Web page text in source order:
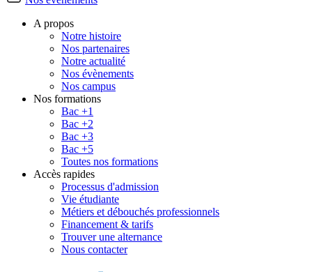
A propos
Notre histoire
Nos partenaires
Notre actualité
Nos évènements
Nos campus
Nos formations
Bac +1
Bac +2
Bac +3
Bac +5
Toutes nos formations
Accès rapides
Processus d'admission
Vie étudiante
Métiers et débouchés professionnels
Financement & tarifs
Trouver une alternance
Nous contacter